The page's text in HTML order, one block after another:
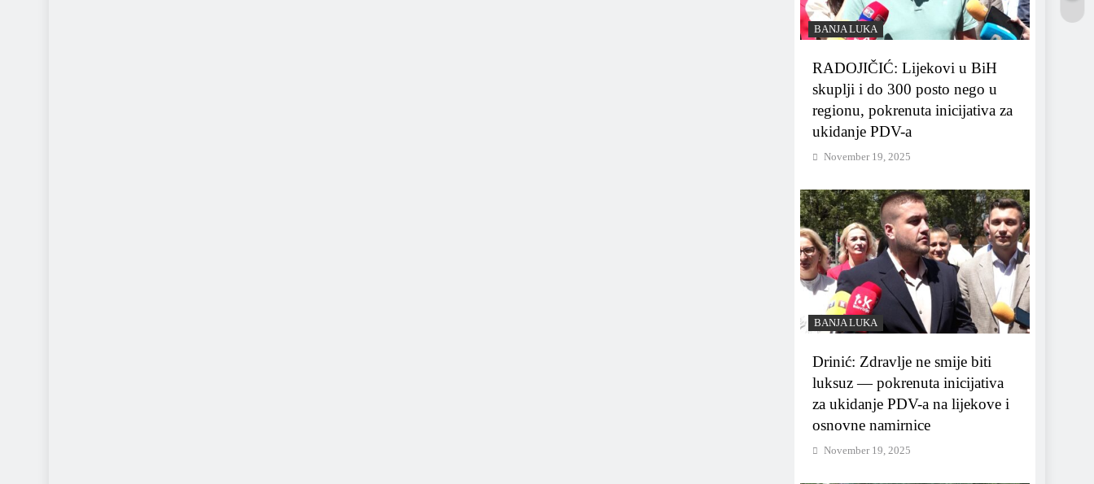
BANJA LUKA
RADOJIČIĆ: Lijekovi u BiH
skuplji i do 300 posto nego u
regionu, pokrenuta inicijativa za
ukidanje PDV-a
November 19, 2025
BANJA LUKA
Drinić: Zdravlje ne smije biti
luksuz — pokrenuta inicijativa
za ukidanje PDV-a na lijekove i
osnovne namirnice
November 19, 2025